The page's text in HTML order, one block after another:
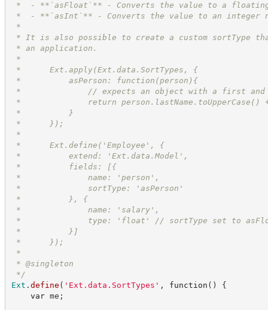
*  - **`asFloat`** - Converts the value to a floating
*  - **`asInt`** - Converts the value to an integer
*
* It is also possible to create a custom sortType
* an application.
*
*      Ext.apply(Ext.data.SortTypes, {
*          asPerson: function(person){
*              // expects an object with a first and
*              return
*          }
*      });
*
*      Ext.define('Employee', {
*          extend: 'Ext.data.Model',
*          fields: [{
*              name: 'person',
*              sortType: 'asPerson'
*          }, {
*              name: 'salary',
*              type: 'float' // sortType set to
*          }]
*      });
*
* @singleton
*/
Ext . define ( ' Ext.data.SortTypes ' , function ( )
{
var me ;